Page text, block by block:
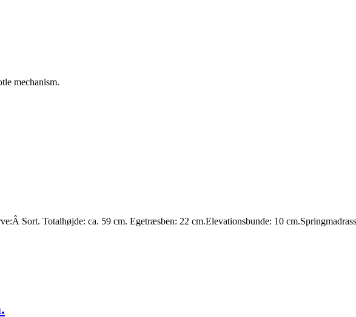
mechanism.
Sort. Totalhøjde: ca. 59 cm. Egetræsben: 22 cm.Elevationsbunde: 10